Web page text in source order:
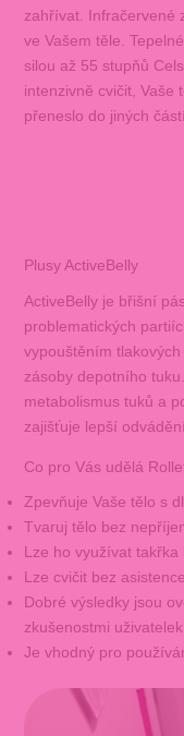
zahřívat. Infračervené
ve Vašem těle.
silou až 55 stupňů
intenzivně cvičit, Vaše
přeneslo do jiných
Plusy ActiveBelly
ActiveBelly je břišní
problematických
vypouštěním
zásoby depotního
metabolismus tuků a
zajišťuje lepší
Co pro Vás udělá
Zpevňuje Vaše tělo s
Tvaruj tělo bez
Lze ho využívat takřka
Lze cvičit bez
Dobré výsledky jsou
zkušenostmi uživatelek
Je vhodný pro